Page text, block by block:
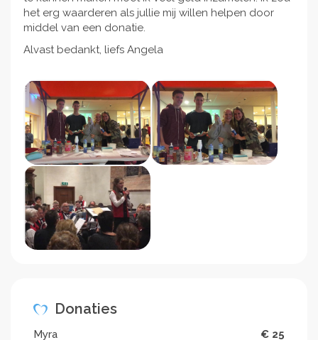
het erg waarderen als jullie mij willen helpen door
middel van een donatie.
Alvast bedankt, liefs Angela
Donaties
Myra € 25